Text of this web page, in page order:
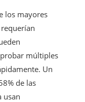
los mayores
múltiples
Un
de las
usan